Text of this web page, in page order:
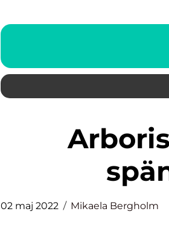
Arborist i Malmö – ett
02 maj 2022 Mikaela Bergholm